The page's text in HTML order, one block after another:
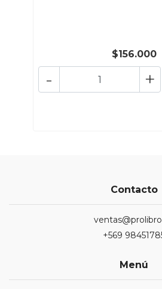
$156.000
+
-
Contacto
+569
Menú